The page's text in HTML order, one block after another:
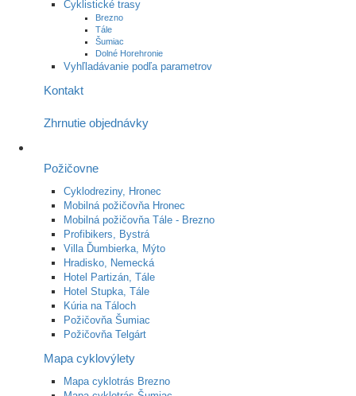
Cyklistické trasy
Brezno
Tále
Šumiac
Dolné Horehronie
Vyhľladávanie podľa parametrov
Kontakt
Zhrnutie objednávky
Požičovne
Cyklodreziny, Hronec
Mobilná požičovňa Hronec
Mobilná požičovňa Tále - Brezno
Profibikers, Bystrá
Villa Ďumbierka, Mýto
Hradisko, Nemecká
Hotel Partizán, Tále
Hotel Stupka, Tále
Kúria na Táloch
Požičovňa Šumiac
Požičovňa Telgárt
Mapa cyklovýlety
Mapa cyklotrás Brezno